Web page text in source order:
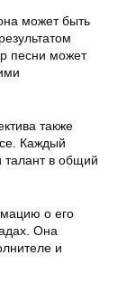
может быть
песни может
также
Каждый
талант в общий
о его
Она
и